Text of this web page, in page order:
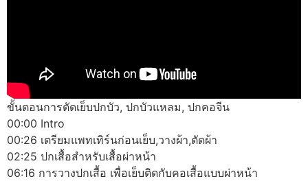
ขั้นตอนการตัดเย็บปกบัว, ปกบัวแหลม, ปกคอจีน
00:00 Intro
00:26 เตรียมแพทเทิร์นก่อนเย็บ,วางผ้า,ตัดผ้า
02:25 ปกเสื้อสำหรับเสื้อผ่าหน้า
06:16 การวางปกเสื้อ เพื่อเย็บติดกับคอเสื้อแบบผ่าหน้า